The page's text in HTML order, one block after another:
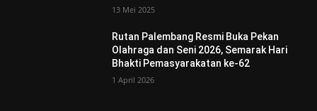
13 Mei 2025
Rutan Palembang Resmi Buka Pekan
Olahraga dan Seni 2026, Semarak Hari
Bhakti Pemasyarakatan ke-62
1 April 2026